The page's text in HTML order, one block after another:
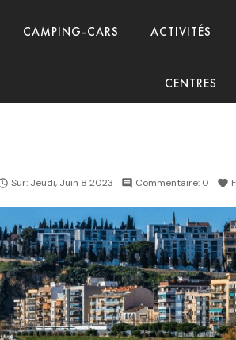
CAMPING-CARS ACTIVITÉS
CENTRES
Sur: Jeudi, Juin 8 2023 comment Commentaire: 0 favorite